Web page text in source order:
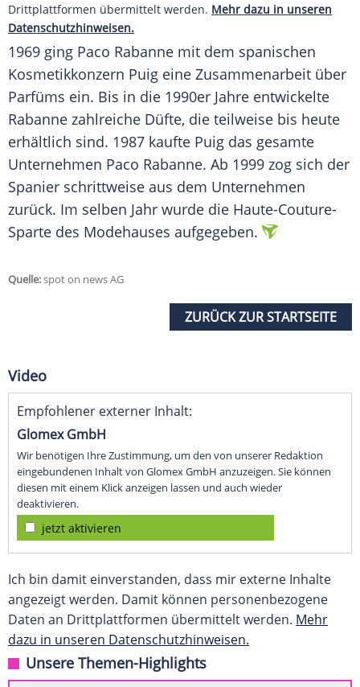
Drittplattformen übermittelt werden. Mehr dazu in unseren
Datenschutzhinweisen.
1969 ging Paco Rabanne mit dem spanischen
Kosmetikkonzern Puig eine Zusammenarbeit über
Parfüms ein. Bis in die 1990er Jahre entwickelte
Rabanne zahlreiche Düfte, die teilweise bis heute
erhältlich sind. 1987 kaufte Puig das gesamte
Unternehmen Paco Rabanne. Ab 1999 zog sich der
Spanier schrittweise aus dem Unternehmen
zurück. Im selben Jahr wurde die Haute-Couture-
Sparte des Modehauses aufgegeben.
Quelle:spot on news AG
ZURÜCK ZUR STARTSEITE
Video
Empfohlener externer Inhalt:
Glomex GmbH
Wir benötigen Ihre Zustimmung, um den von unserer Redaktion
eingebundenen Inhalt von Glomex GmbH anzuzeigen. Sie können
diesen mit einem Klick anzeigen lassen und auch wieder
deaktivieren.
jetzt aktivieren
Ich bin damit einverstanden, dass mir externe Inhalte
angezeigt werden. Damit können personenbezogene
Daten an Drittplattformen übermittelt werden. Mehr
dazu in unseren Datenschutzhinweisen.
Unsere Themen-Highlights